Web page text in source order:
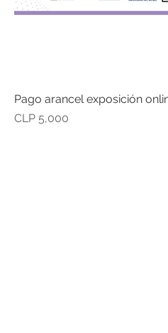
Pago arancel exposición
Precio
CLP 5,000